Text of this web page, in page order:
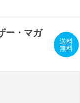
ー・マガ
送料
無料